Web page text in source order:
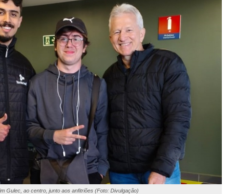
Gulec, ao centro, junto aos anfitriões (Foto: Divulgação)